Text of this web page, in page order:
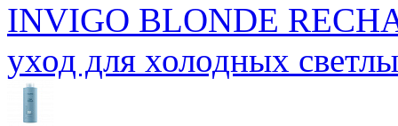
INVIGO BLONDE
уход для холодных